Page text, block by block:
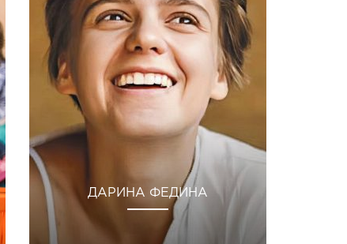
ДАРИНА ФЕДИНА